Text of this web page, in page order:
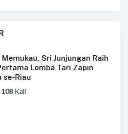
Sri Junjungan Raih
Lomba Tari Zapin
se-Riau
108 Kali